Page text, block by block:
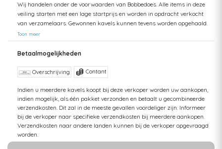
Wij handelen onder de voorwaarden van Bobbedoes. Alle items in deze
veiling starten met een lage startprijs en worden in opdracht verkocht
van verzamelaars. Gewonnen kavels kunnen tevens worden opgehaald.
Uw aankopen worden gecombineerd verzonden om hoge verzendkosten
te kunnen beperken. Zendingen worden gedaan vanuit zowel België als
Nederland. Bij verzending van bedragen hoger dan €75 wordt een
hoger uitvallen dan het getoonde tarief aangezien de uiteindelijke
verkoopprijs niet altijd bekend is. Bij een aangetekende zending bent u
verzekerd tegen schade of verlies van uw zending. Bij een standaard
zending kan ik geen terugbetaling doen van uw aankoop bij verlies of
schade. Voor vragen hierover kunt u altijd contact opnemen. Aankopen
worden, zonder afspraak, maximaal 1 jaar bewaard. Daarna kunt u
geen aanspraak maken op uw betaling en op uw bewaarde aankopen,
tenzij u opslagkosten betaalt. De hoogte van deze kosten zijn
Toon meer
Betaalmogelijkheden
Overschrijving Contant
Indien u meerdere kavels koopt bij deze verkoper worden uw aankopen,
indien mogelijk, als één pakket verzonden en betaalt u gecombineerde
verzendkosten. Dit zal in de meeste gevallen voordeliger zijn. Informeer
bij de verkoper naar specifieke verzendkosten bij meerdere aankopen.
Verzendkosten naar andere landen kunnen bij de verkoper opgevraagd
worden.